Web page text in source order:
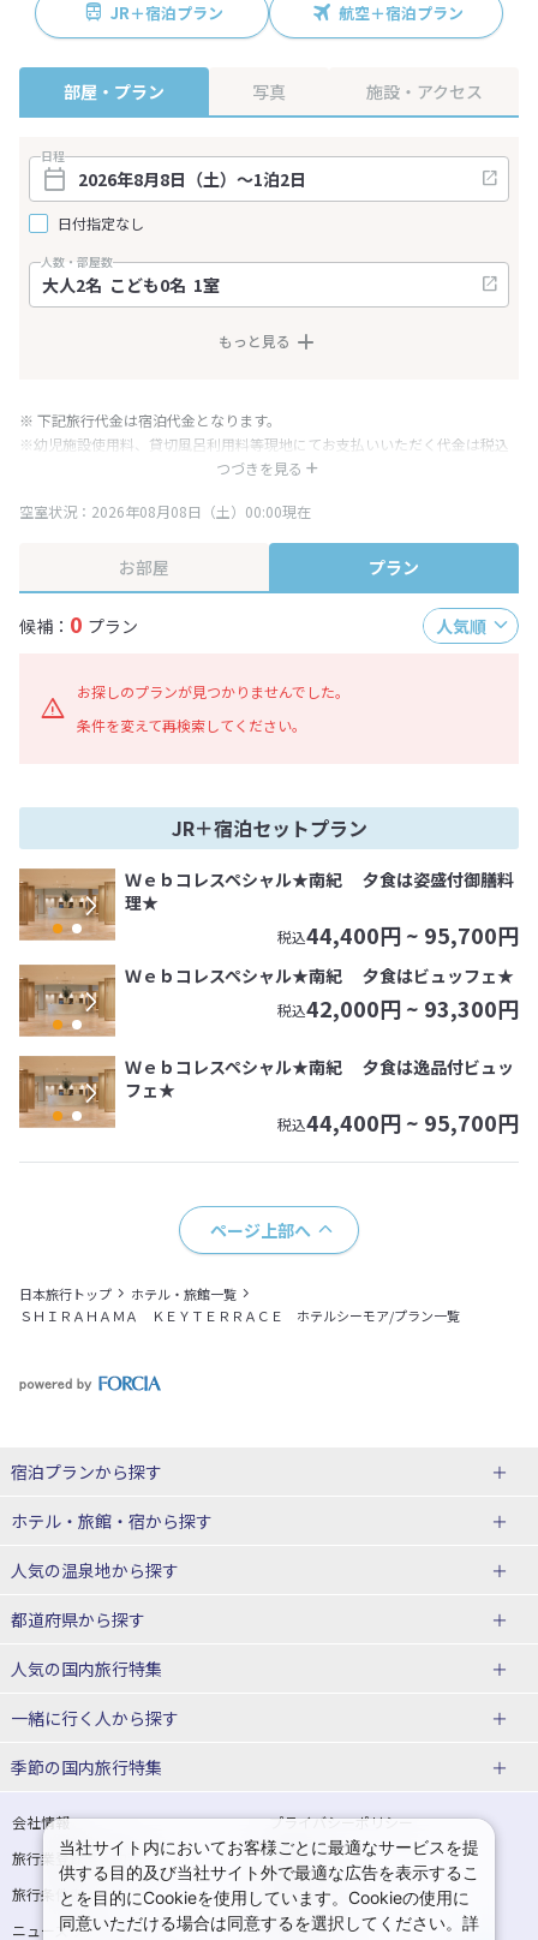
JR＋宿泊プラン 航空＋宿泊プラン
部屋・プラン 写真 施設・アクセス
日程
日付指定なし
人数・部屋数
もっと見る
つづきを見る
※ 下記旅行代金は宿泊代金となります。
※幼児施設使用料、貸切風呂利用料等現地にてお支払いいただく代金は税込
み表記となりますが、消費税増税に伴い代金が一部変更となる場合がござい
※表示されている旅行代金・プラン内容は一定時間ごとに更新されます。最
空室状況：2026年08月08日（土）00:00現在
お部屋 プラン
候補： 0 プラン 人気順
お探しのプランが見つかりませんでした。
条件を変えて再検索してください。
JR＋宿泊セットプラン
Ｗｅｂコレスペシャル★南紀 夕食は姿盛付御膳料
理★
税込44,400円 ~ 95,700円
Ｗｅｂコレスペシャル★南紀 夕食はビュッフェ★
税込42,000円 ~ 93,300円
Ｗｅｂコレスペシャル★南紀 夕食は逸品付ビュッ
フェ★
税込44,400円 ~ 95,700円
ページ上部へ
日本旅行トップ
ホテル・旅館一覧
ＳＨＩＲＡＨＡＭＡ ＫＥＹＴＥＲＲＡＣＥ ホテルシーモア/プラン一覧
宿泊プランから探す
北海道
東北
青森県
宮城県
山形県
関東
埼玉県 千葉県
茨城県 栃木県
ホテル・旅館・宿から探す
北海道ホテル・旅館
青森県ホテル・旅館
宮城県ホテル・旅館
山形県ホテル・旅館
東京都ホテル・旅館 神奈川県ホテル・旅館
埼玉県ホテル・旅館 千葉県ホテル・旅館
人気の温泉地から探す
北海道
湯の川温泉(北海道)
十勝川温泉(北海道)
洞爺湖温泉(北海道)
層雲峡温泉(北海道)
東北
花巻温泉(岩手) 蔵王温泉(山形)
都道府県から探す
北海道旅行・ツアー
東北
青森旅行・ツアー 岩手旅行・ツアー
宮城旅行・ツアー 秋田旅行・ツアー
山形旅行・ツアー 福島旅行・ツアー
人気の国内旅行特集
東京ディズニーリゾート®への旅
ユニバーサル・スタジオ・ジャパ
一緒に行く人から探す
一人旅 国内版
カップル・夫婦旅行 国内版 女子旅 国内版
卒業旅行・学生旅行 国内版
季節の国内旅行特集
桜・お花見特集
ゴールデンウィーク（GW）の国内
旅行
夏休み・お盆の国内旅行 7月の国内旅行
会社情報
プライバシーポリシー
旅行業登録票・約款
規約集
旅行条件書
商標について
ニュースリリース
採用情報
当社サイト内においてお客様ごとに最適なサービスを提
供する目的及び当社サイト外で最適な広告を表示するこ
とを目的にCookieを使用しています。Cookieの使用に
同意いただける場合は同意するを選択してください。詳